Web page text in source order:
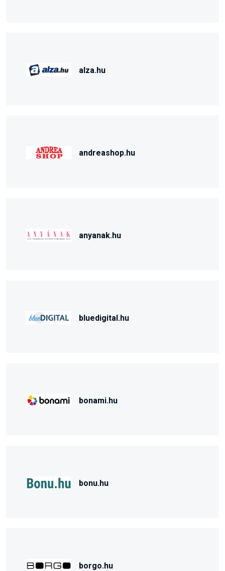
alza.hu
andreashop.hu
anyanak.hu
bluedigital.hu
bonami.hu
bonu.hu
borgo.hu